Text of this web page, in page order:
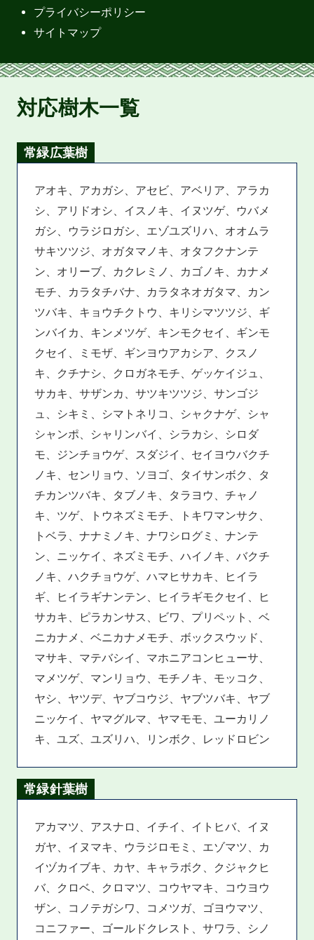
プライバシーポリシー
サイトマップ
対応樹木一覧
常緑広葉樹
アオキ、アカガシ、アセビ、アベリア、アラカ
シ、アリドオシ、イスノキ、イヌツゲ、ウバメ
ガシ、ウラジロガシ、エゾユズリハ、オオムラ
サキツツジ、オガタマノキ、オタフクナンテ
ン、オリーブ、カクレミノ、カゴノキ、カナメ
モチ、カラタチバナ、カラタネオガタマ、カン
ツバキ、キョウチクトウ、キリシマツツジ、ギ
ンバイカ、キンメツゲ、キンモクセイ、ギンモ
クセイ、ミモザ、ギンヨウアカシア、クスノ
キ、クチナシ、クロガネモチ、ゲッケイジュ、
サカキ、サザンカ、サツキツツジ、サンゴジ
ュ、シキミ、シマトネリコ、シャクナゲ、シャ
シャンポ、シャリンバイ、シラカシ、シロダ
モ、ジンチョウゲ、スダジイ、セイヨウバクチ
ノキ、センリョウ、ソヨゴ、タイサンボク、タ
チカンツバキ、タブノキ、タラヨウ、チャノ
キ、ツゲ、トウネズミモチ、トキワマンサク、
トベラ、ナナミノキ、ナワシログミ、ナンテ
ン、ニッケイ、ネズミモチ、ハイノキ、バクチ
ノキ、ハクチョウゲ、ハマヒサカキ、ヒイラ
ギ、ヒイラギナンテン、ヒイラギモクセイ、ヒ
サカキ、ピラカンサス、ビワ、プリペット、ベ
ニカナメ、ベニカナメモチ、ボックスウッド、
マサキ、マテバシイ、マホニアコンヒューサ、
マメツゲ、マンリョウ、モチノキ、モッコク、
ヤシ、ヤツデ、ヤブコウジ、ヤブツバキ、ヤブ
ニッケイ、ヤマグルマ、ヤマモモ、ユーカリノ
キ、ユズ、ユズリハ、リンボク、レッドロビン
常緑針葉樹
アカマツ、アスナロ、イチイ、イトヒバ、イヌ
ガヤ、イヌマキ、ウラジロモミ、エゾマツ、カ
イヅカイブキ、カヤ、キャラボク、クジャクヒ
バ、クロベ、クロマツ、コウヤマキ、コウヨウ
ザン、コノテガシワ、コメツガ、ゴヨウマツ、
コニファー、ゴールドクレスト、サワラ、シノ